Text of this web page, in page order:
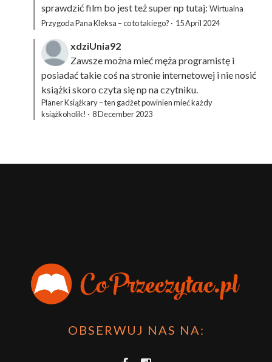
sprawdzić film bo jest też super np tutaj: Wirtualna
Przygoda Pana Kleksa – co to takiego? · 15 April 2024
xdziUnia92
Zawsze można mieć męża programistę i
posiadać takie coś na stronie internetowej i nie nosić
książki skoro czyta się np na czytniku.
Planer Książkary – ten gadżet powinien mieć każdy
książkoholik! · 8 December 2023
OBSERWUJ NAS NA: